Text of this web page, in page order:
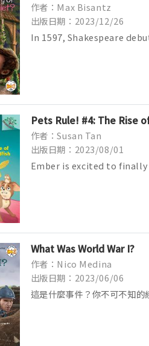
作者：Max Bisantz
出版日期：2023/12/26
In 1597, Shakespeare
Pets Rule! #4: The Rise
作者：Susan Tan
出版日期：2023/08/01
Ember is excited to
What Was World War I?
作者：Nico Medina
出版日期：2023/06/06
這是什麼事件？你不可不知